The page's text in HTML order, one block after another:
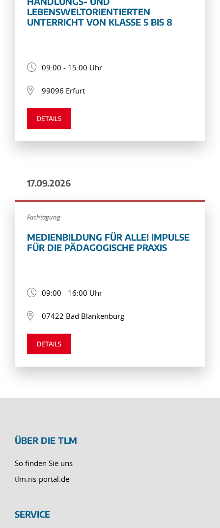
LEBENSWELTORIENTIERTEN
UNTERRICHT VON KLASSE 5 BIS 8
09:00 - 15:00 Uhr
99096 Erfurt
DETAILS
17.09.2026
Fachtagung
MEDIENBILDUNG FÜR ALLE! IMPULSE
FÜR DIE PÄDAGOGISCHE PRAXIS
09:00 - 16:00 Uhr
07422 Bad Blankenburg
DETAILS
ÜBER DIE TLM
So finden Sie uns
tlm.ris-portal.de
SERVICE